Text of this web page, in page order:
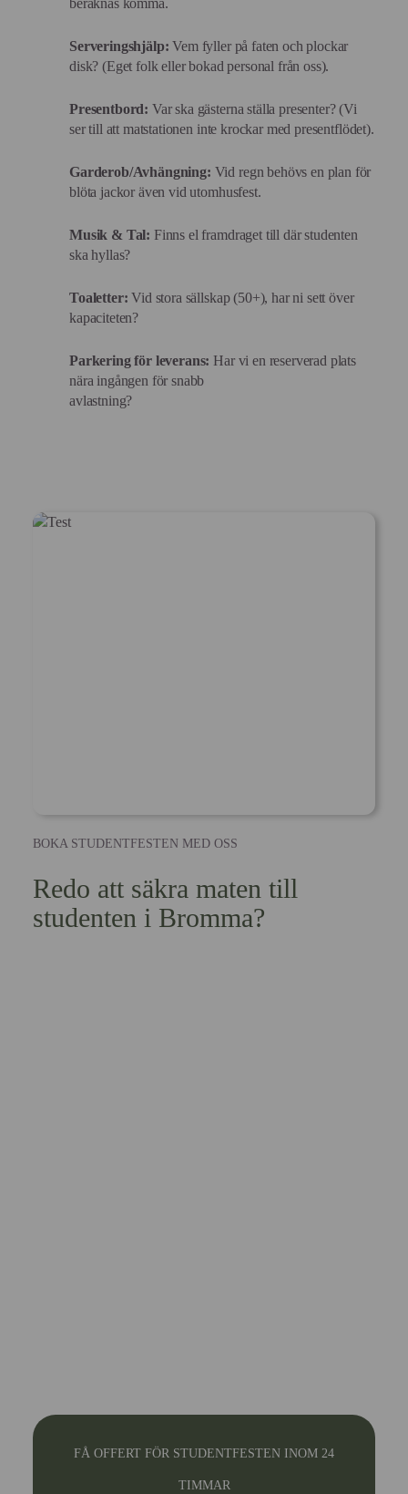
Serveringshjälp:Vem fyller på faten och plockar
disk? (Eget folk eller bokad personal från oss).
Presentbord: Var ska gästerna ställa presenter? (Vi
ser till att matstationen inte krockar med presentflödet).
Garderob/Avhängning: Vid regn behövs en plan för
blöta jackor även vid utomhusfest.
Musik & Tal: Finns el framdraget till där studenten
ska hyllas?
Toaletter:Vid stora sällskap (50+), har ni sett över
kapaciteten?
Parkering för leverans:Har vi en reserverad plats
nära ingången för snabb
avlastning?
BOKA STUDENTFESTEN MED OSS
Redo att säkra maten till
studenten i Bromma?
FÅ OFFERT FÖR STUDENTFESTEN INOM 24
TIMMAR